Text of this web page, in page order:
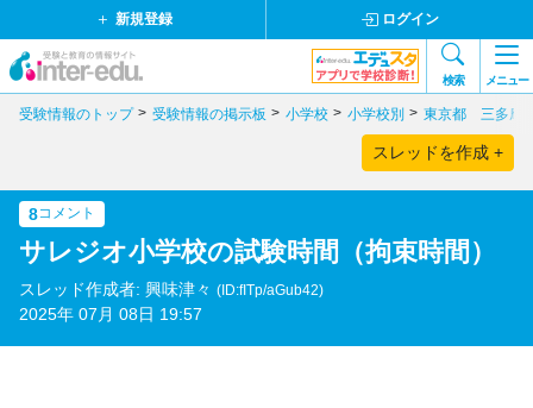
新規登録 ログイン
検索 メニュー
受験情報のトップ 受験情報の掲示板 小学校 小学校別 東京都 三多摩
スレッドを作成 +
8コメント
サレジオ小学校の試験時間（拘束時間）
スレッド作成者: 興味津々 (ID:fITp/aGub42)
2025年 07月 08日 19:57